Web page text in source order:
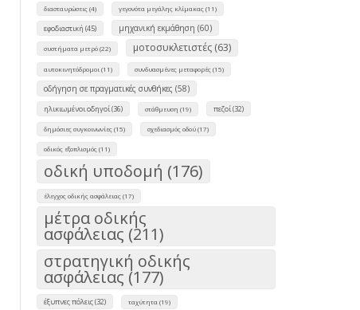
διασταυρώσεις (4) γεγονότα μεγάλης κλίμακας (11)
εφοδιαστική (45) μηχανική εκμάθηση (60)
συστήματα μετρό (22) μοτοσυκλετιστές (63)
αυτοκινητόδρομοι (11) συνδυασμένες μεταφορές (15)
οδήγηση σε πραγματικές συνθήκες (58)
ηλικιωμένοι οδηγοί (36) στάθμευση (19) πεζοί (32)
δημόσιες συγκοινωνίες (15) σχεδιασμός οδού (17)
οδικός εξοπλισμός (11)
οδική υποδομή (176)
έλεγχος οδικής ασφάλειας (17)
μέτρα οδικής
ασφάλειας (211)
στρατηγική οδικής
ασφάλειας (177)
έξυπνες πόλεις (32) ταχύτητα (19)